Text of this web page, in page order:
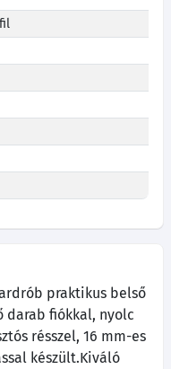
praktikus belső
darab fiókkal, nyolc
résszel, 16 mm-es
készült.Kiváló